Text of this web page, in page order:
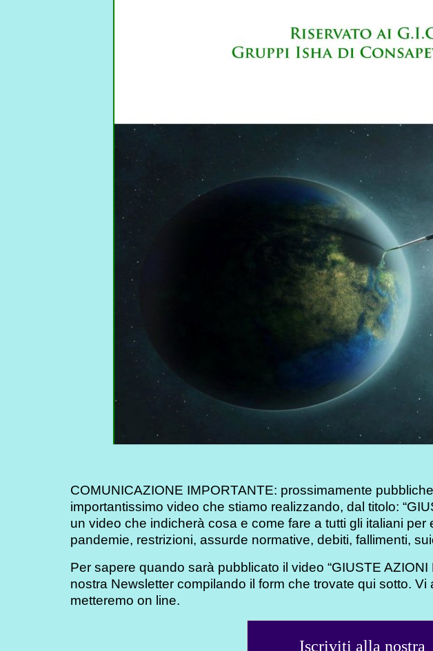
COMUNICAZIONE IMPORTANTE: prossimamente
importantissimo video che stiamo realizzando, dal titolo:
un video che indicherà cosa e come fare a tutti gli italiani
pandemie, restrizioni, assurde normative, debiti, fallimenti,
Per sapere quando sarà pubblicato il video “GIUSTE
nostra Newsletter compilando il form che trovate qui sotto.
metteremo on line.
Iscriviti alla nostra